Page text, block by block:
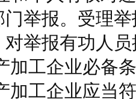
举报。受理
举报有功人
加工企业必备
加工企业应当